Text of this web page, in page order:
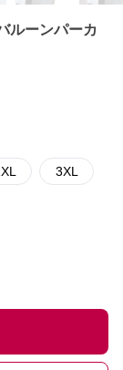
ルーンパーカ
3XL